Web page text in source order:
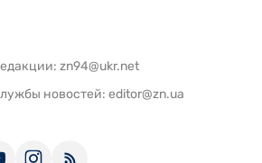
zn94@ukr.net
новостей: editor@zn.ua